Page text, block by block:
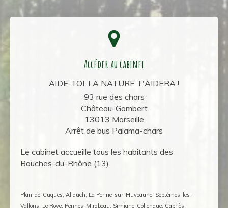
Accéder au cabinet
AIDE-TOI, LA NATURE T'AIDERA !
93 rue des chars
Château-Gombert
13013 Marseille
Arrêt de bus Palama-chars
Le cabinet accueille tous les habitants des
Bouches-du-Rhône (13)
Plan-de-Cuques, Allauch, La Penne-sur-Huveaune, Septèmes-les-
Vallons, Le Rove, Pennes-Mirabeau, Simiane-Collongue, Cabriès,